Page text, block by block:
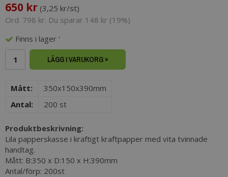
650 kr (3,25 kr/st)
Ord. 798 kr. Du sparar 148 kr (19%)
Finns i lager '
LÄGG I VARUKORG »
Mått:
350x150x390mm
Antal:
200 st
Produktbeskrivning:
Lila papperskasse i kraftigt kraftpapper med vita tvinnade
handtag.
Mått: B:350 x D:150 x H:390mm
Antal/förp: 200st